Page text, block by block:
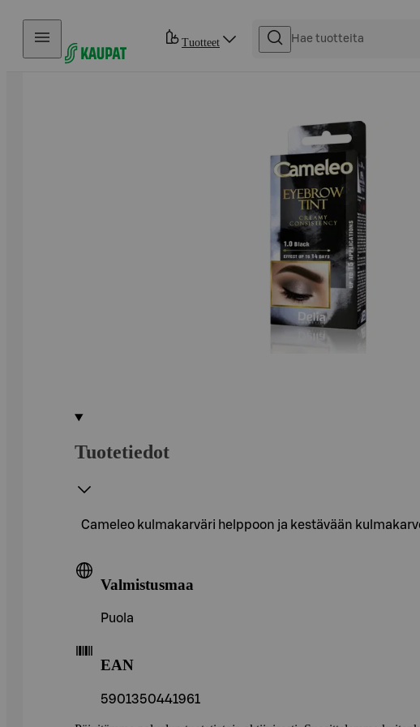
Hyppää sisältöön
Tuotteet
Tuotetiedot
Cameleo kulmakarväri helppoon ja kestävään
Valmistusmaa
Puola
EAN
5901350441961